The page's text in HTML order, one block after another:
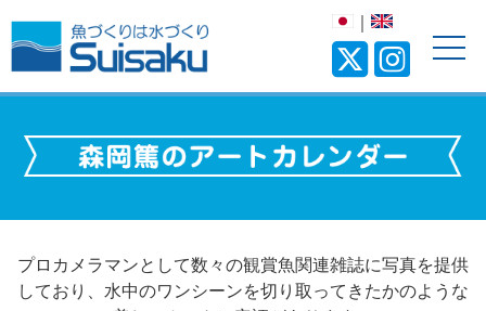
プロカメラマンとして数々の観賞魚関連雑誌に写真を提供
しており、水中のワンシーンを切り取ってきたかのような